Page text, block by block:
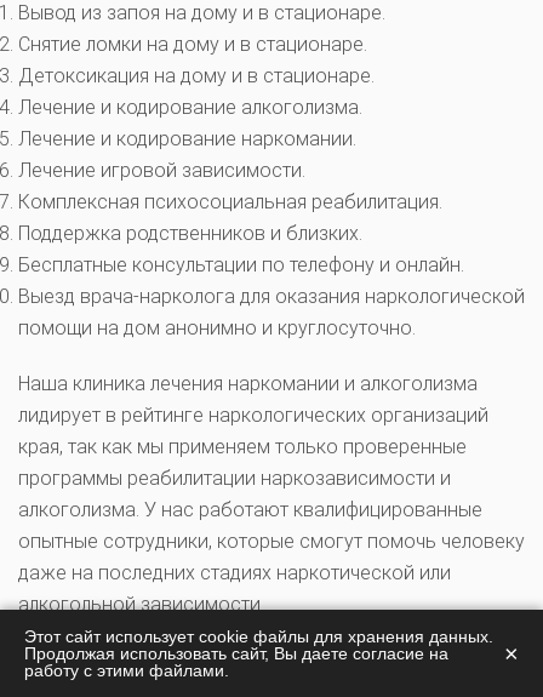
Вывод из запоя на дому и в стационаре.
Снятие ломки на дому и в стационаре.
Детоксикация на дому и в стационаре.
Лечение и кодирование алкоголизма.
Лечение и кодирование наркомании.
Лечение игровой зависимости.
Комплексная психосоциальная реабилитация.
Поддержка родственников и близких.
Бесплатные консультации по телефону и онлайн.
Выезд врача-нарколога для оказания наркологической
помощи на дом анонимно и круглосуточно.
Наша клиника лечения наркомании и алкоголизма
лидирует в рейтинге наркологических организаций
края, так как мы применяем только проверенные
программы реабилитации наркозависимости и
алкоголизма. У нас работают квалифицированные
опытные сотрудники, которые смогут помочь человеку
даже на последних стадиях наркотической или
алкогольной зависимости.
Что входит в стоимость лечения в
Этот сайт использует cookie файлы для хранения данных.
Продолжая использовать сайт, Вы даете согласие на
работу с этими файлами.
×